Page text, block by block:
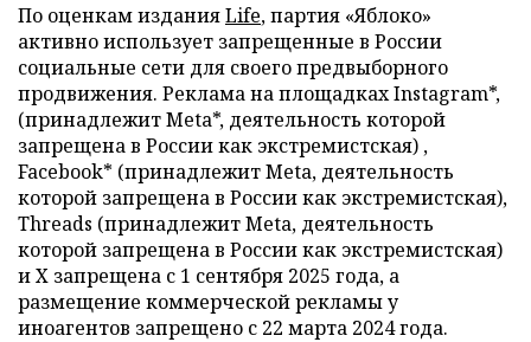
По оценкам изданияLife, партия «Яблоко»
активно использует запрещенные в России
социальные сети для своего предвыборного
продвижения. Реклама на площадках Instagram*,
(принадлежит Meta*, деятельность которой
запрещена в России как экстремистская) ,
Facebook* (принадлежит Meta, деятельность
которой запрещена в России как экстремистская),
Threads (принадлежит Meta, деятельность
которой запрещена в России как экстремистская)
и X запрещена с 1 сентября 2025 года, а
размещение коммерческой рекламы у
иноагентов запрещено с 22 марта 2024 года.